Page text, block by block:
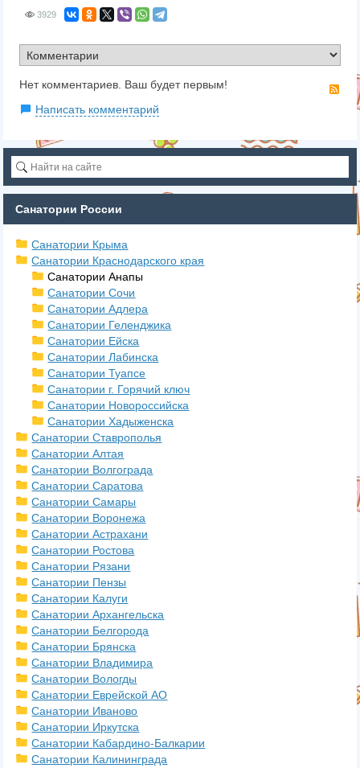
3929
Нет комментариев. Ваш будет первым!
Написать комментарий
Санатории России
Санатории Крыма
Санатории Краснодарского края
Санатории Анапы
Санатории Сочи
Санатории Адлера
Санатории Геленджика
Санатории Ейска
Санатории Лабинска
Санатории Туапсе
Санатории г. Горячий ключ
Санатории Новороссийска
Санатории Хадыженска
Санатории Ставрополья
Санатории Алтая
Санатории Волгограда
Санатории Саратова
Санатории Самары
Санатории Воронежа
Санатории Астрахани
Санатории Ростова
Санатории Рязани
Санатории Пензы
Санатории Калуги
Санатории Архангельска
Санатории Белгорода
Санатории Брянска
Санатории Владимира
Санатории Вологды
Санатории Еврейской АО
Санатории Иваново
Санатории Иркутска
Санатории Кабардино-Балкарии
Санатории Калининграда